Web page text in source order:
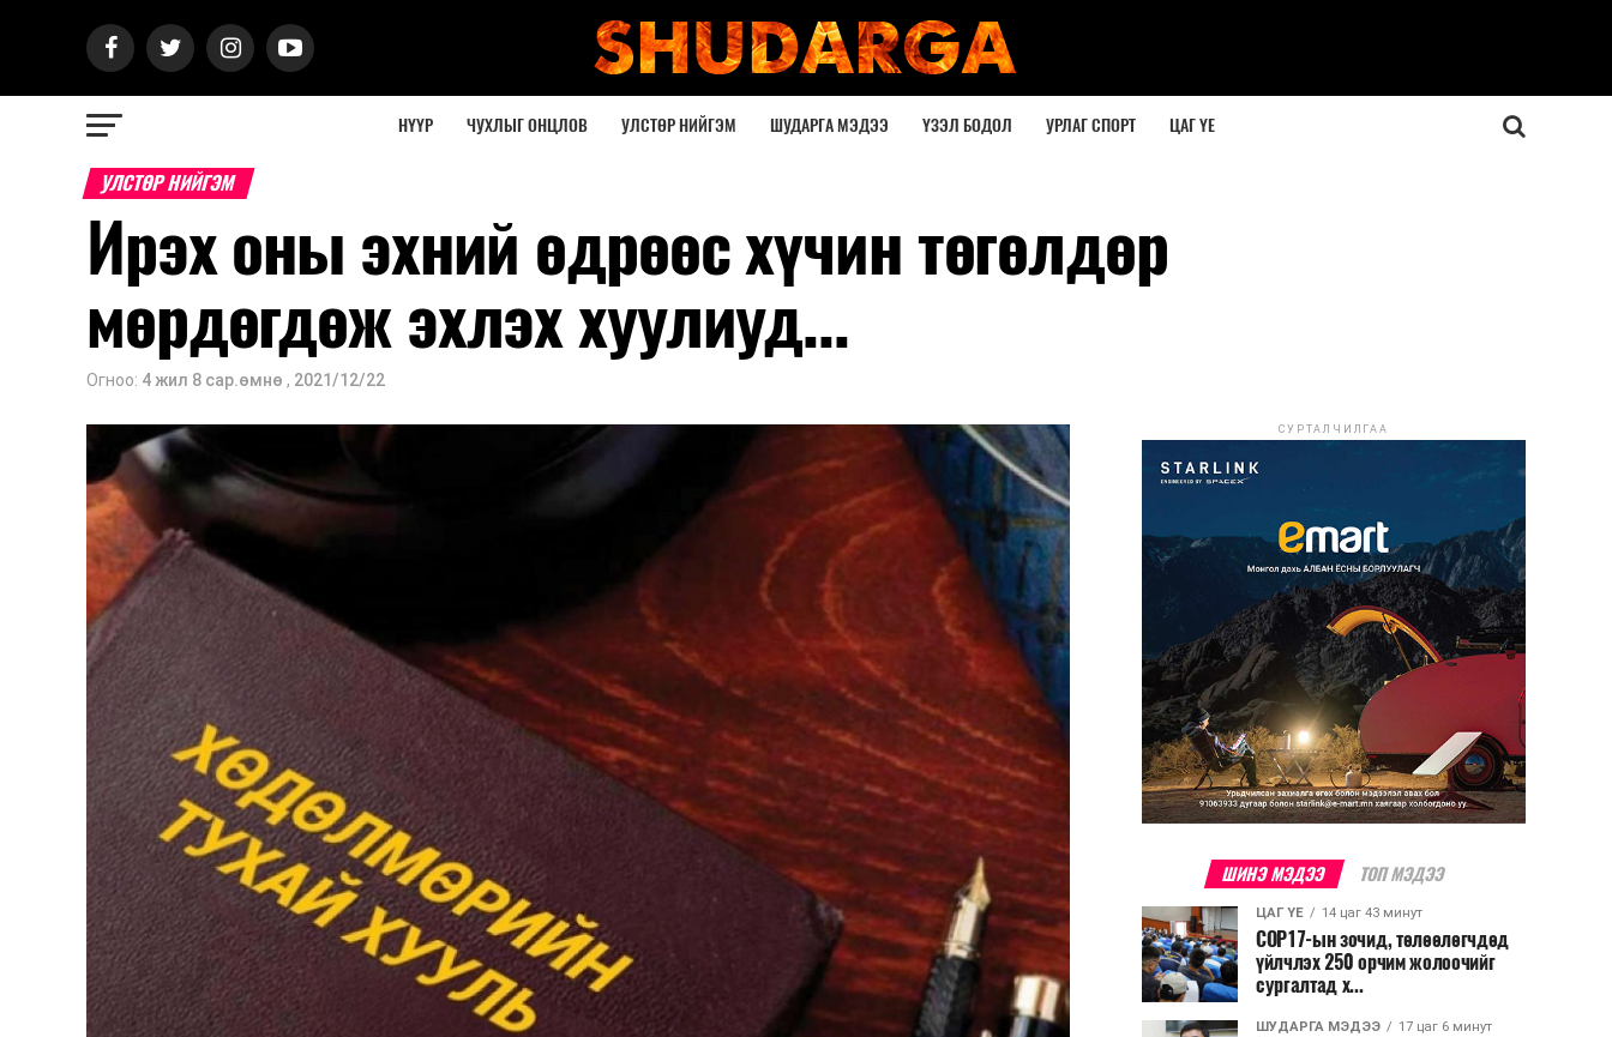
НҮҮР ЧУХЛЫГ ОНЦЛОВ УЛСТӨР НИЙГЭМ ШУДАРГА МЭДЭЭ ҮЗЭЛ БОДОЛ УРЛАГ СПОРТ ЦАГ ҮЕ
УЛСТӨР НИЙГЭМ
Ирэх оны эхний өдрөөс хүчин төгөлдөр
мөрдөгдөж эхлэх хуулиуд...
Огноо: 4 жил 8 сар.өмнө , 2021/12/22
СУРТАЛЧИЛГАА
ШИНЭ МЭДЭЭ ТОП МЭДЭЭ
ЦАГ ҮЕ 14 цаг 43 минут
COP17-ын зочид, төлөөлөгчдөд
үйлчлэх 250 орчим жолоочийг
сургалтад х...
ШУДАРГА МЭДЭЭ 17 цаг 6 минут